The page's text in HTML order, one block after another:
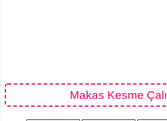
Makas Kesme